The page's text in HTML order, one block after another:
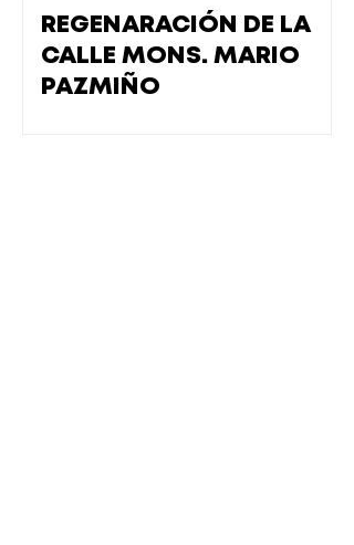
REGENARACIÓN DE LA
CALLE MONS. MARIO
PAZMIÑO